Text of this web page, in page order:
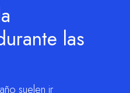
las
suelen ir